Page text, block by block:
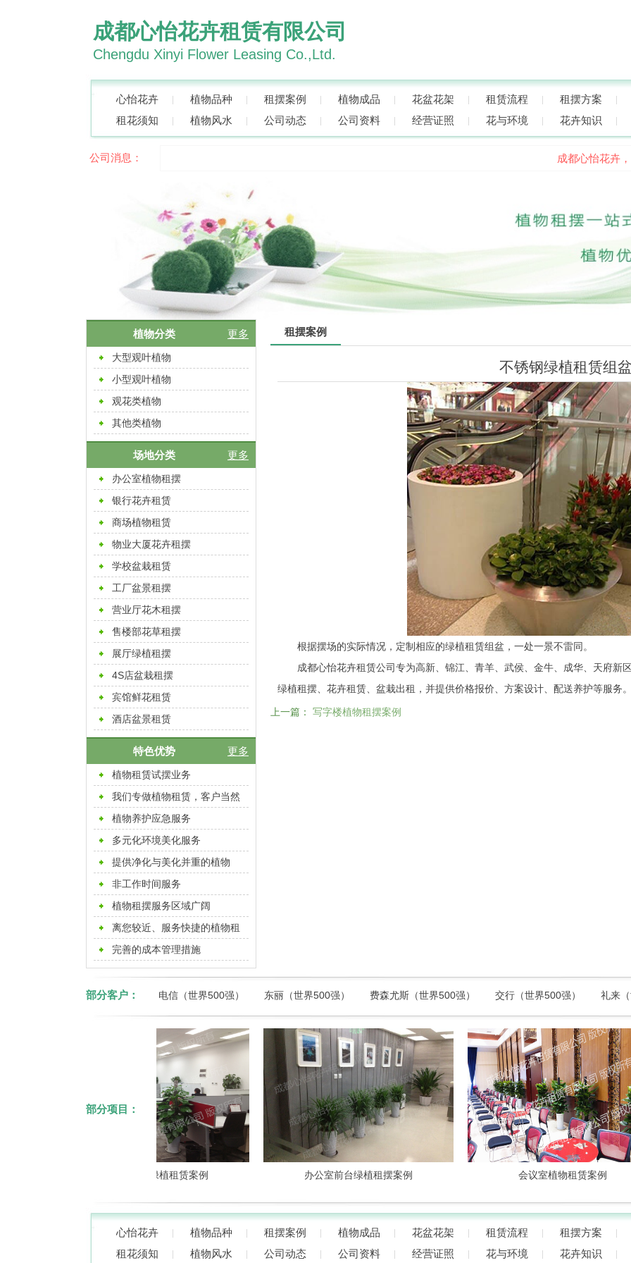
成都心怡花卉租赁有限公司
Chengdu Xinyi Flower Leasing Co.,Ltd.
心怡花卉 植物品种 租摆案例 植物成品 花盆花架 租赁流程
租摆方案
租花须知
植物风水 公司动态 公司资料 经营证照 花与环境 花卉知识
公司消息： 成都心怡花卉，
植物分类 更多
大型观叶植物
小型观叶植物
观花类植物
其他类植物
场地分类 更多
办公室植物租摆
银行花卉租赁
商场植物租赁
物业大厦花卉租摆
学校盆栽租赁
工厂盆景租摆
营业厅花木租摆
售楼部花草租摆
展厅绿植租摆
4S店盆栽租摆
宾馆鲜花租赁
酒店盆景租赁
特色优势 更多
植物租赁试摆业务
我们专做植物租赁，客户当然
放心
植物养护应急服务
多元化环境美化服务
提供净化与美化并重的植物
非工作时间服务
植物租摆服务区域广阔
离您较近、服务快捷的植物租
摆公司
完善的成本管理措施
租摆案例
不锈钢绿植租赁组
根据摆场的实际情况，定制相应的绿植租赁组盆，一处一景不雷同。
成都心怡花卉租赁公司专为高新、锦江、青羊、武侯、金牛、成华、天府新
绿植租摆、花卉租赁、盆栽出租，并提供价格报价、方案设计、配送养护等服务
上一篇： 写字楼植物租摆案例
部分客户： 电信（世界500强） 东丽（世界500强） 费森尤斯（世界500强） 交行（世界500强） 礼来
部分项目：
成都办公室绿植租赁案例 办公室前台绿植租摆案例 会议室植物租赁案例
心怡花卉 植物品种 租摆案例 植物成品 花盆花架 租赁流程
租摆方案
租花须知
植物风水 公司动态 公司资料 经营证照 花与环境 花卉知识